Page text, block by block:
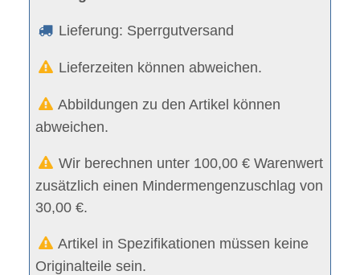
Lieferung: Sperrgutversand
Lieferzeiten können abweichen.
Abbildungen zu den Artikel können
abweichen.
Wir berechnen unter 100,00 € Warenwert
zusätzlich einen Mindermengenzuschlag von
30,00 €.
Artikel in Spezifikationen müssen keine
Originalteile sein.